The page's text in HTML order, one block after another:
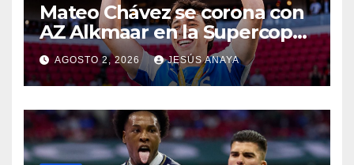
Mateo Chávez se corona con
AZ Alkmaar en la Supercopa
de Países Bajos
AGOSTO 2, 2026 JESÚS ANAYA